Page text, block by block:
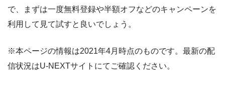
で、まずは一度無料登録や半額オフなどのキャンペーンを
利用して見て試すと良いでしょう。
※本ページの情報は2021年4月時点のものです。最新の配
信状況はU-NEXTサイトにてご確認ください。